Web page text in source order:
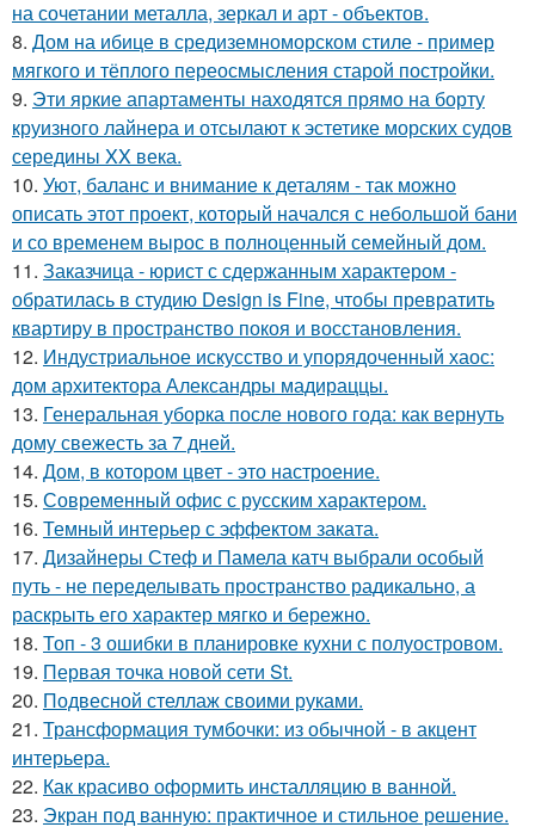
на сочетании металла, зеркал и арт - объектов.
8. Дом на ибице в средиземноморском стиле - пример
мягкого и тёплого переосмысления старой постройки.
9. Эти яркие апартаменты находятся прямо на борту
круизного лайнера и отсылают к эстетике морских судов
середины XX века.
10. Уют, баланс и внимание к деталям - так можно
описать этот проект, который начался с небольшой бани
и со временем вырос в полноценный семейный дом.
11. Заказчица - юрист с сдержанным характером -
обратилась в студию Design is Fine, чтобы превратить
квартиру в пространство покоя и восстановления.
12. Индустриальное искусство и упорядоченный хаос:
дом архитектора Александры мадираццы.
13. Генеральная уборка после нового года: как вернуть
дому свежесть за 7 дней.
14. Дом, в котором цвет - это настроение.
15. Современный офис с русским характером.
16. Темный интерьер с эффектом заката.
17. Дизайнеры Стеф и Памела катч выбрали особый
путь - не переделывать пространство радикально, а
раскрыть его характер мягко и бережно.
18. Топ - 3 ошибки в планировке кухни с полуостровом.
19. Первая точка новой сети St.
20. Подвесной стеллаж своими руками.
21. Трансформация тумбочки: из обычной - в акцент
интерьера.
22. Как красиво оформить инсталляцию в ванной.
23. Экран под ванную: практичное и стильное решение.